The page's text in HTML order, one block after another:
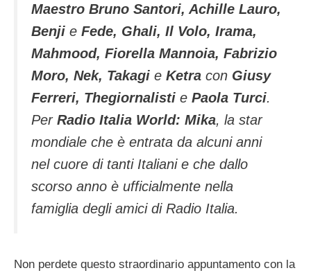
Maestro Bruno Santori, Achille Lauro,
Benji e Fede, Ghali, Il Volo, Irama,
Mahmood, Fiorella Mannoia, Fabrizio
Moro, Nek, Takagi e Ketra con Giusy
Ferreri, Thegiornalisti e Paola Turci.
Per Radio Italia World: Mika, la star
mondiale che è entrata da alcuni anni
nel cuore di tanti Italiani e che dallo
scorso anno è ufficialmente nella
famiglia degli amici di Radio Italia.
Non perdete questo straordinario appuntamento con la